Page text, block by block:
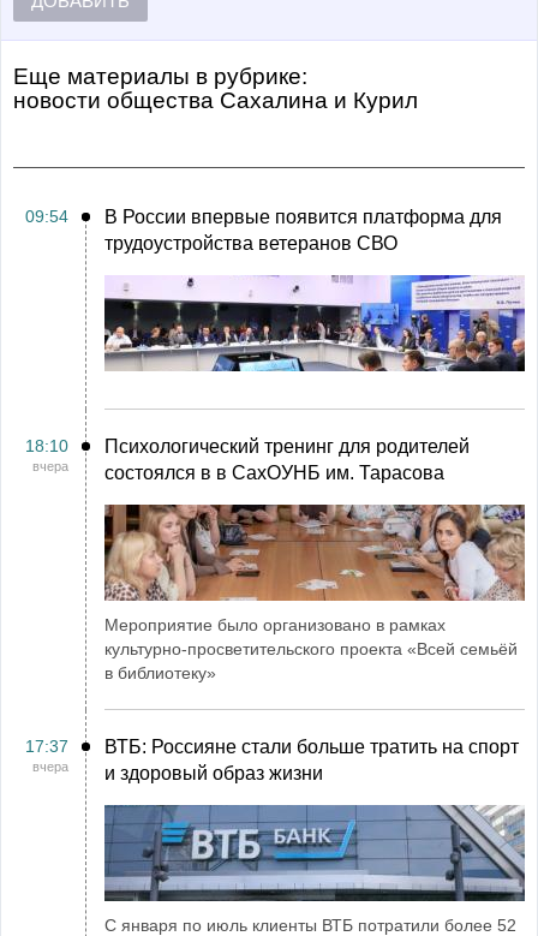
Еще материалы в рубрике:
Новости общества Сахалина и Курил
09:54
В России впервые появится платформа для
трудоустройства ветеранов СВО
18:10
вчера
Психологический тренинг для родителей
состоялся в в СахОУНБ им. Тарасова
Мероприятие было организовано в рамках
культурно-просветительского проекта «Всей семьёй
в библиотеку»
17:37
вчера
ВТБ: Россияне стали больше тратить на спорт
и здоровый образ жизни
С января по июль клиенты ВТБ потратили более 52